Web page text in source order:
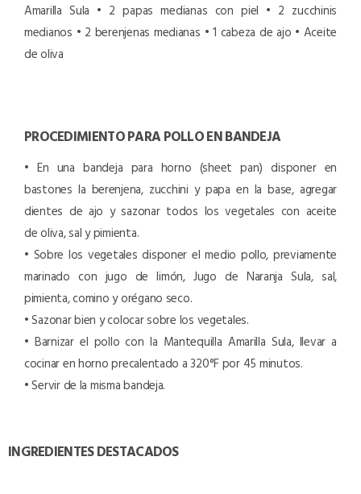
Amarilla Sula • 2 papas medianas con piel • 2 zucchinis
medianos • 2 berenjenas medianas • 1 cabeza de ajo • Aceite
de oliva
PROCEDIMIENTO PARA POLLO EN BANDEJA
• En una bandeja para horno (sheet pan) disponer en
bastones la berenjena, zucchini y papa en la base, agregar
dientes de ajo y sazonar todos los vegetales con aceite
de oliva, sal y pimienta.
• Sobre los vegetales disponer el medio pollo, previamente
marinado con jugo de limón, Jugo de Naranja Sula, sal,
pimienta, comino y orégano seco.
• Sazonar bien y colocar sobre los vegetales.
• Barnizar el pollo con la Mantequilla Amarilla Sula, llevar a
cocinar en horno precalentado a 320°F por 45 minutos.
• Servir de la misma bandeja.
INGREDIENTES DESTACADOS